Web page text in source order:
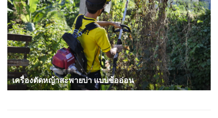
เครื่องตัดหญ้าสะพายบ่า เเบบข้ออ่อน